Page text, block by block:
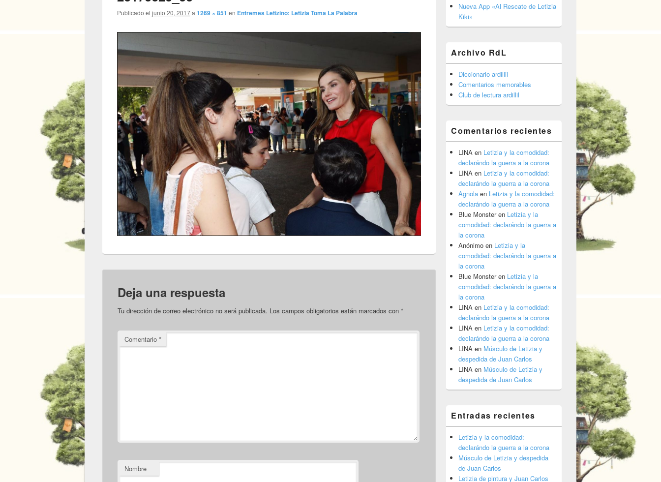
Publicado el junio 20, 2017a 1269 × 851 en Entremes Letizino: Letizia Toma La Palabra
Deja una respuesta
Tu dirección de correo electrónico no será publicada. Los campos obligatorios están marcados con *
Comentario *
Nombre
barra
lateral
primaria
Nueva App «Al Rescate de Letizia
Kiki»
Archivo RdL
Diccionario ardillil
Comentarios memorables
Club de lectura ardillil
Comentarios recientes
LINA en Letizia y la comodidad:
declarándo la guerra a la corona
LINA en Letizia y la comodidad:
declarándo la guerra a la corona
Agnola en Letizia y la comodidad:
declarándo la guerra a la corona
Blue Monsteren Letizia y la
comodidad: declarándo la guerra a
la corona
Anónimo en Letizia y la
comodidad: declarándo la guerra a
la corona
Blue Monsteren Letizia y la
comodidad: declarándo la guerra a
la corona
LINA en Letizia y la comodidad:
declarándo la guerra a la corona
LINA en Letizia y la comodidad:
declarándo la guerra a la corona
LINA en Músculo de Letizia y
despedida de Juan Carlos
LINA en Músculo de Letizia y
despedida de Juan Carlos
Entradas recientes
Letizia y la comodidad:
declarándo la guerra a la corona
Músculo de Letizia y despedida
de Juan Carlos
Letizia de pintura y Juan Carlos